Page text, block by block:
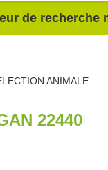
de recherche
ANIMALE
22440